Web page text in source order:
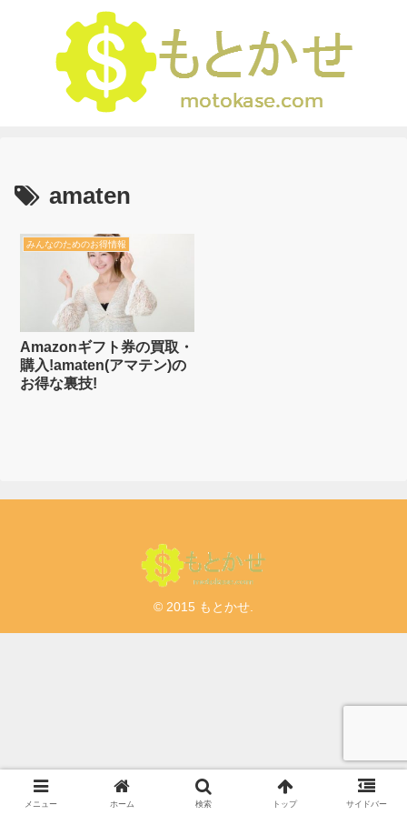
amaten
みんなのためのお得情報
Amazonギフト券の買取・
購入!amaten(アマテン)の
お得な裏技!
© 2015 もとかせ.
メニュー ホーム 検索 トップ サイドバー